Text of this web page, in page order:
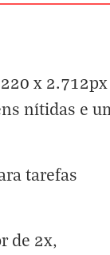
x 2.712px
nítidas e
tarefas
de 2x,